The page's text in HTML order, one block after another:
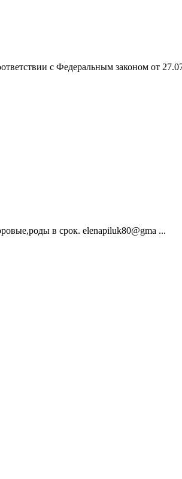
с Федеральным законом от
в срок. elenapiluk80@gma ...